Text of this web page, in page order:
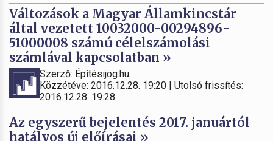
Változások a Magyar Államkincstár
által vezetett 10032000-00294896-
51000008 számú célelszámolási
számlával kapcsolatban »
Szerző: Építésijog.hu
Közzétéve: 2016.12.28. 19:20 | Utolsó frissítés:
2016.12.28. 19:28
Az egyszerű bejelentés 2017. januártól
hatályos új előírásai »